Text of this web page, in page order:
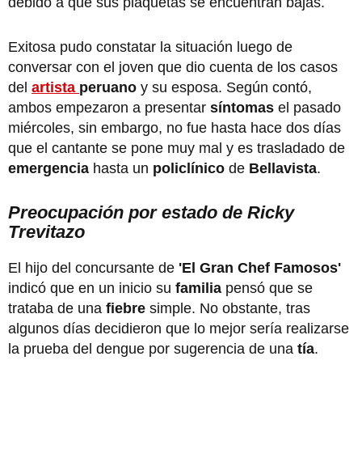
Exitosa pudo constatar la situación luego de
conversar con el joven que dio cuenta de los casos
del artista peruano y su esposa. Según contó,
ambos empezaron a presentar síntomas el pasado
miércoles, sin embargo, no fue hasta hace dos días
que el cantante se pone muy mal y es trasladado de
emergencia hasta un policlínico de Bellavista.
Preocupación por estado de Ricky
Trevitazo
El hijo del concursante de 'El Gran Chef Famosos'
indicó que en un inicio su familia pensó que se
trataba de una fiebre simple. No obstante, tras
algunos días decidieron que lo mejor sería realizarse
la prueba del dengue por sugerencia de una tía.